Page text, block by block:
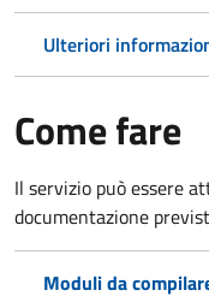
Ulteriori
Come fare
Il servizio può essere
documentazione
Moduli da